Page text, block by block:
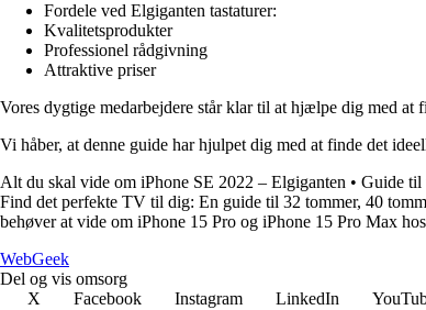
Fordele ved Elgiganten tastaturer:
Kvalitetsprodukter
Professionel rådgivning
Attraktive priser
Vores dygtige medarbejdere står klar til at hjælpe dig med
Vi håber, at denne guide har hjulpet dig med at finde det
Alt du skal vide om iPhone SE 2022 – Elgiganten • Guide til
Find det perfekte TV til dig: En guide til 32 tommer, 40
behøver at vide om iPhone 15 Pro og iPhone 15 Pro Max
WebGeek
Del og vis omsorg
X
Facebook Instagram LinkedIn